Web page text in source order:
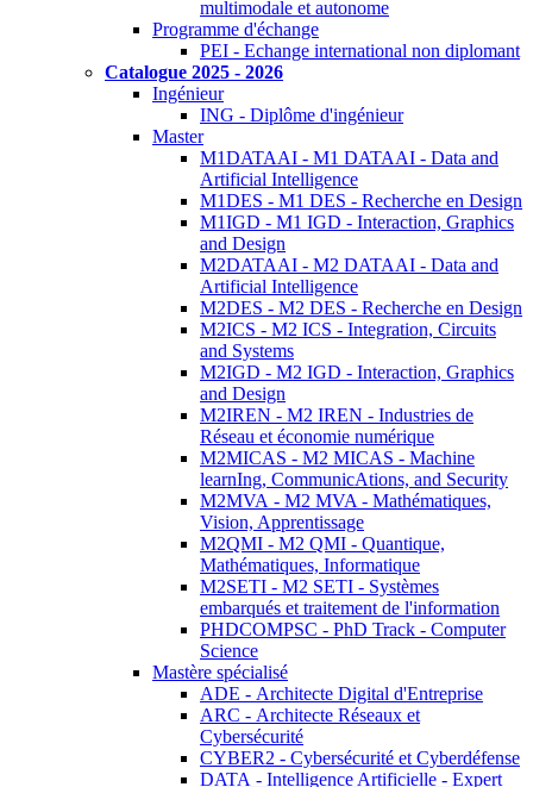
multimodale et autonome
Programme d'échange
PEI - Echange international non diplomant
Catalogue 2025 - 2026
Ingénieur
ING - Diplôme d'ingénieur
Master
M1DATAAI - M1 DATAAI - Data and
Artificial Intelligence
M1DES - M1 DES - Recherche en Design
M1IGD - M1 IGD - Interaction, Graphics
and Design
M2DATAAI - M2 DATAAI - Data and
Artificial Intelligence
M2DES - M2 DES - Recherche en Design
M2ICS - M2 ICS - Integration, Circuits
and Systems
M2IGD - M2 IGD - Interaction, Graphics
and Design
M2IREN - M2 IREN - Industries de
Réseau et économie numérique
M2MICAS - M2 MICAS - Machine
learnIng, CommunicAtions, and Security
M2MVA - M2 MVA - Mathématiques,
Vision, Apprentissage
M2QMI - M2 QMI - Quantique,
Mathématiques, Informatique
M2SETI - M2 SETI - Systèmes
embarqués et traitement de l'information
PHDCOMPSC - PhD Track - Computer
Science
Mastère spécialisé
ADE - Architecte Digital d'Entreprise
ARC - Architecte Réseaux et
Cybersécurité
CYBER2 - Cybersécurité et Cyberdéfense
DATA - Intelligence Artificielle - Expert